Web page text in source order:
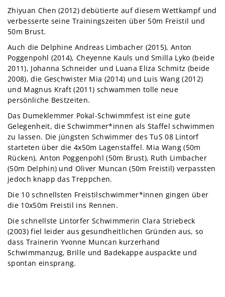
Zhiyuan Chen (2012) debütierte auf diesem Wettkampf und
verbesserte seine Trainingszeiten über 50m Freistil und
50m Brust.
Auch die Delphine Andreas Limbacher (2015), Anton
Poggenpohl (2014), Cheyenne Kauls und Smilla Lyko (beide
2011), Johanna Schneider und Luana Eliza Schmitz (beide
2008), die Geschwister Mia (2014) und Luis Wang (2012)
und Magnus Kraft (2011) schwammen tolle neue
persönliche Bestzeiten.
Das Dumeklemmer Pokal-Schwimmfest ist eine gute
Gelegenheit, die Schwimmer*innen als Staffel schwimmen
zu lassen. Die jüngsten Schwimmer des TuS 08 Lintorf
starteten über die 4x50m Lagenstaffel. Mia Wang (50m
Rücken), Anton Poggenpohl (50m Brust), Ruth Limbacher
(50m Delphin) und Oliver Muncan (50m Freistil) verpassten
jedoch knapp das Treppchen.
Die 10 schnellsten Freistilschwimmer*innen gingen über
die 10x50m Freistil ins Rennen.
Die schnellste Lintorfer Schwimmerin Clara Striebeck
(2003) fiel leider aus gesundheitlichen Gründen aus, so
dass Trainerin Yvonne Muncan kurzerhand
Schwimmanzug, Brille und Badekappe auspackte und
spontan einsprang.